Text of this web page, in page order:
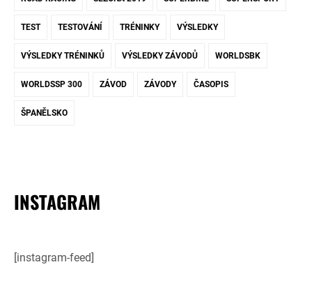
TEST TESTOVÁNÍ TRÉNINKY VÝSLEDKY
VÝSLEDKY TRÉNINKŮ VÝSLEDKY ZÁVODŮ WORLDSBK
WORLDSSP 300 ZÁVOD ZÁVODY ČASOPIS
ŠPANĚLSKO
INSTAGRAM
[instagram-feed]